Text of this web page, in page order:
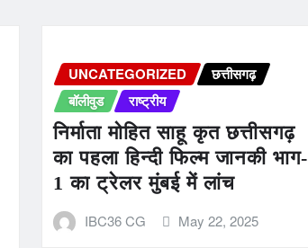
UNCATEGORIZED
छत्तीसगढ़
बॉलीवुड
राष्ट्रीय
निर्माता मोहित साहू कृत छत्तीसगढ़
का पहला हिन्दी फिल्म जानकी भाग-
1 का ट्रेलर मुंबई में लांच
IBC36 CG May 22, 2025